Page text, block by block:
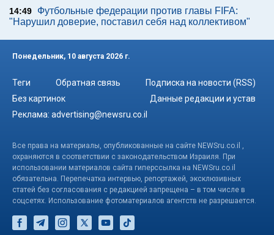
14:49
Футбольные федерации против главы FIFA:
"Нарушил доверие, поставил себя над коллективом"
Понедельник, 10 августа 2026 г.
Теги Обратная связь
Подписка на новости (RSS)
Без картинок
Данные редакции и устав
Реклама: advertising@newsru.co.il
Все права на материалы, опубликованные на сайте NEWSru.co.il ,
охраняются в соответствии с законодательством Израиля. При
использовании материалов сайта гиперссылка на NEWSru.co.il
обязательна. Перепечатка интервью, репортажей, эксклюзивных
статей без согласования с редакцией запрещена – в том числе в
соцсетях. Использование фотоматериалов агентств не разрешается.